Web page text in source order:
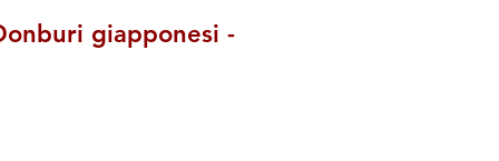
giapponesi -